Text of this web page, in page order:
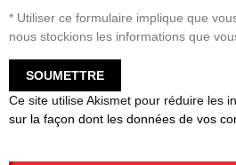
* Utiliser ce formulaire implique que
nous stockions les informations que
Ce site utilise Akismet pour réduire les
sur la façon dont les données de vos